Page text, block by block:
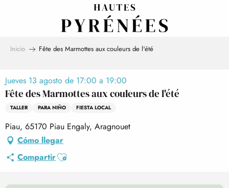
Inicio Fête des Marmottes aux couleurs de l'été
Jueves 13 agosto de 17:00 a 19:00
Fête des Marmottes aux couleurs de l'été
TALLER PARA NIÑO FIESTA LOCAL
Piau, 65170 Piau Engaly, Aragnouet
Cómo llegar
CompartirAjouter aux favoris